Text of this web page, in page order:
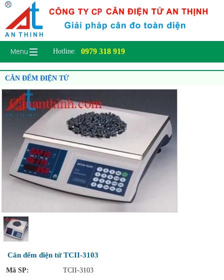
Hotline: 0979 318 919
CÂN ĐẾM ĐIỆN TỬ
Cân đếm điện tử TCII-3103
Mã SP:
TCII-3103